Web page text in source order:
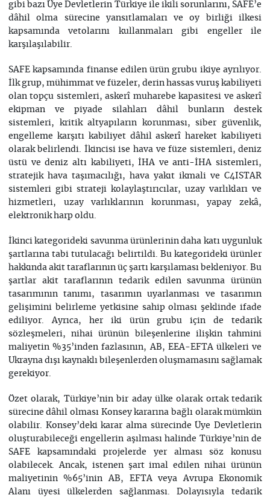
gibi bazı Üye Devletlerin Türkiye ile ikili sorunlarını, SAFE’e
dâhil olma sürecine yansıtlamaları ve oy birliği ilkesi
kapsamında vetolarını kullanmaları gibi engeller ile
karşılaşılabilir.
SAFE kapsamında finanse edilen ürün grubu ikiye ayrılıyor.
İlk grup, mühimmat ve füzeler, derin hassas vuruş kabiliyeti
olan topçu sistemleri, askerî muharebe kapasitesi ve askerî
ekipman ve piyade silahları dâhil bunların destek
sistemleri, kritik altyapıların korunması, siber güvenlik,
engelleme karşıtı kabiliyet dâhil askerî hareket kabiliyeti
olarak belirlendi. İkincisi ise hava ve füze sistemleri, deniz
üstü ve deniz altı kabiliyeti, İHA ve anti-İHA sistemleri,
stratejik hava taşımacılığı, hava yakıt ikmali ve C4ISTAR
sistemleri gibi strateji kolaylaştırıcılar, uzay varlıkları ve
hizmetleri, uzay varlıklarının korunması, yapay zekâ,
elektronik harp oldu.
İkinci kategorideki savunma ürünlerinin daha katı uygunluk
şartlarına tabi tutulacağı belirtildi. Bu kategorideki ürünler
hakkında akit taraflarının üç şartı karşılaması bekleniyor. Bu
şartlar akit taraflarının tedarik edilen savunma ürünün
tasarımının tanımı, tasarımın uyarlanması ve tasarımın
gelişimini belirleme yetkisine sahip olması şeklinde ifade
ediliyor. Ayrıca, her iki ürün grubu için de tedarik
sözleşmeleri, nihai ürünün bileşenlerine ilişkin tahmini
maliyetin %35’inden fazlasının, AB, EEA-EFTA ülkeleri ve
Ukrayna dışı kaynaklı bileşenlerden oluşmamasını sağlamak
gerekiyor.
Özet olarak, Türkiye’nin bir aday ülke olarak ortak tedarik
sürecine dâhil olması Konsey kararına bağlı olarak mümkün
olabilir. Konsey’deki karar alma sürecinde Üye Devletlerin
oluşturabileceği engellerin aşılması halinde Türkiye’nin de
SAFE kapsamındaki projelerde yer alması söz konusu
olabilecek. Ancak, istenen şart imal edilen nihai ürünün
maliyetinin %65’inin AB, EFTA veya Avrupa Ekonomik
Alanı üyesi ülkelerden sağlanması. Dolayısıyla tedarik